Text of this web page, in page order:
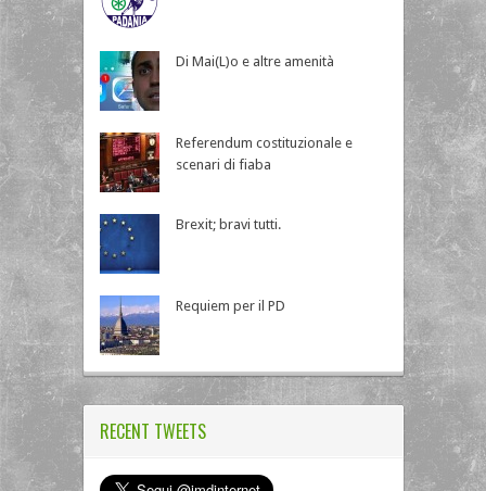
Di Mai(L)o e altre amenità
Referendum costituzionale e
scenari di fiaba
Brexit; bravi tutti.
Requiem per il PD
RECENT TWEETS